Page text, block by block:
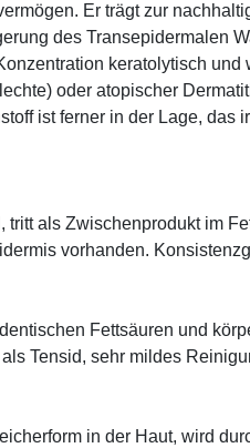
Er trägt zur
des Transepidermalen
keratolytisch und
oder atopischer
ist ferner in der Lage, das
tritt als Zwischenprodukt im
vorhanden.
Fettsäuren und
Tensid, sehr mildes
in der Haut, wird